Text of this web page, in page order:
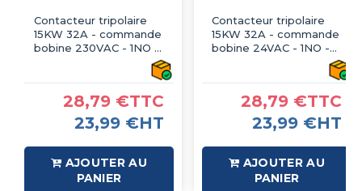
Contacteur tripolaire
15KW 32A - commande
bobine 230VAC - 1NO -
28,79 €TTC
23,99 €HT
AJOUTER AU
PANIER
Contacteur tripolaire
15KW 32A - commande
bobine 24VAC - 1NO -
28,79 €TTC
23,99 €HT
AJOUTER AU
PANIER